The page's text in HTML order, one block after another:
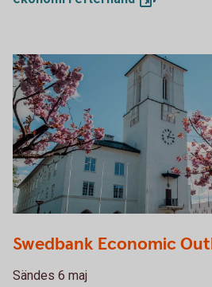
Swedbank Economic
Sändes 6 maj